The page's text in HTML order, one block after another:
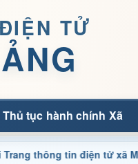
TỬ
Thủ tục hành chính Xã
tin điện tử xã Mường Ảng